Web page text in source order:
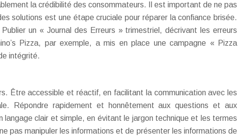
la crédibilité des consommateurs. Il est important de ne pas
solutions est une étape cruciale pour réparer la confiance brisée.
un « Journal des Erreurs » trimestriel, décrivant les erreurs
Pizza, par exemple, a mis en place une campagne « Pizza
intégrité.
Être accessible et réactif, en facilitant la communication avec les
Répondre rapidement et honnêtement aux questions et aux
clair et simple, en évitant le jargon technique et les termes
pas manipuler les informations et de présenter les informations de